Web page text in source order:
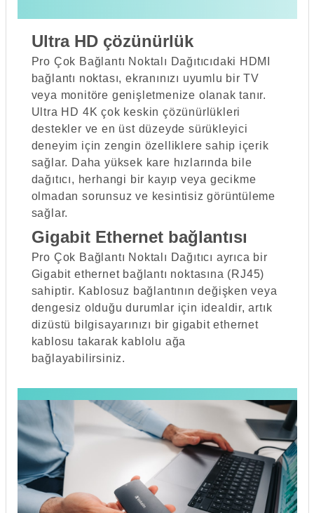
Ultra HD çözünürlük
Pro Çok Bağlantı Noktalı Dağıtıcıdaki HDMI
bağlantı noktası, ekranınızı uyumlu bir TV
veya monitöre genişletmenize olanak tanır.
Ultra HD 4K çok keskin çözünürlükleri
destekler ve en üst düzeyde sürükleyici
deneyim için zengin özelliklere sahip içerik
sağlar. Daha yüksek kare hızlarında bile
dağıtıcı, herhangi bir kayıp veya gecikme
olmadan sorunsuz ve kesintisiz görüntüleme
sağlar.
Gigabit Ethernet bağlantısı
Pro Çok Bağlantı Noktalı Dağıtıcı ayrıca bir
Gigabit ethernet bağlantı noktasına (RJ45)
sahiptir. Kablosuz bağlantının değişken veya
dengesiz olduğu durumlar için idealdir, artık
dizüstü bilgisayarınızı bir gigabit ethernet
kablosu takarak kablolu ağa
bağlayabilirsiniz.